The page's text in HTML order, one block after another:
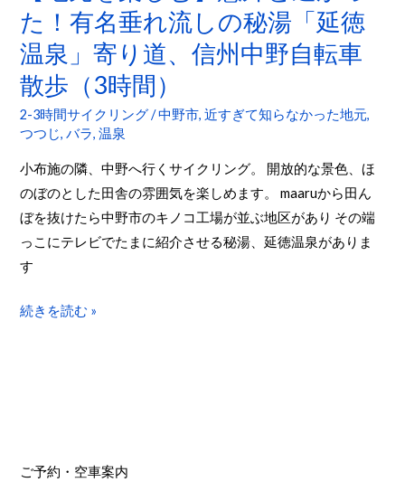
た！有名垂れ流しの秘湯「延徳
温泉」寄り道、信州中野自転車
散歩（3時間）
2-3時間サイクリング/中野市,近すぎて知らなかった地元,
つつじ,バラ,温泉
小布施の隣、中野へ行くサイクリング。 開放的な景色、ほ
のぼのとした田舎の雰囲気を楽しめます。 maaruから田ん
ぼを抜けたら中野市のキノコ工場が並ぶ地区があり その端
っこにテレビでたまに紹介させる秘湯、延徳温泉がありま
す
有
名
垂
れ
流
し
秘
湯
「延
徳
温
泉」
野
続きを読む »
ご予約・空車案内